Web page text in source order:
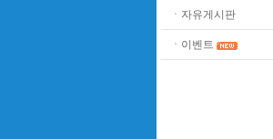
ㆍ자유게시판
ㆍ이벤트